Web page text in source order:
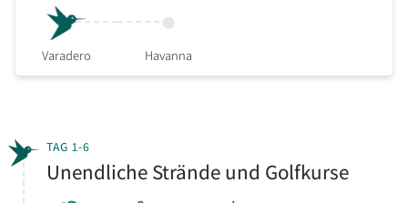
Varadero Havanna
TAG 1-6
Unendliche Strände und Golfkurse